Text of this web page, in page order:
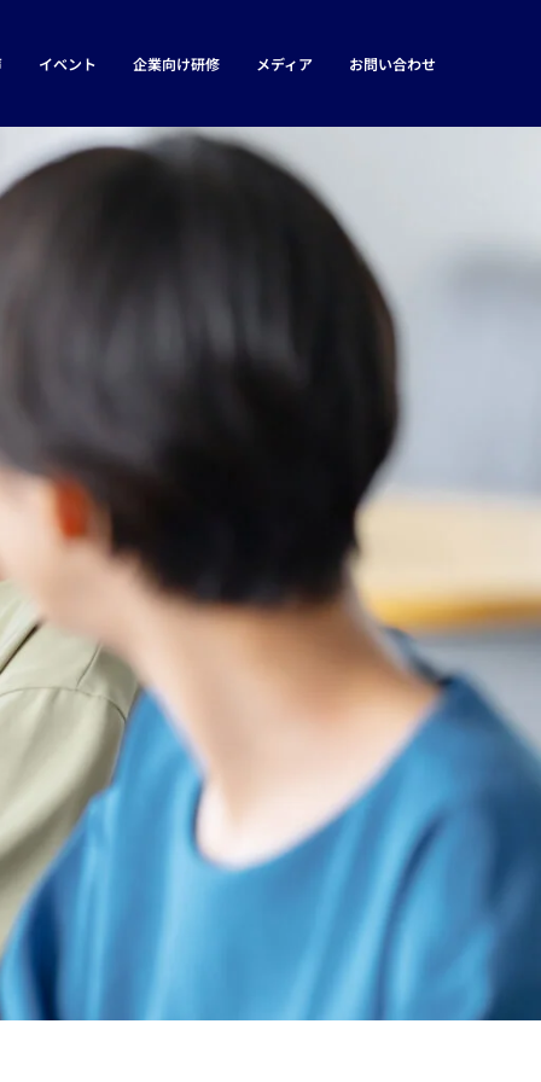
イベント 企業向け研修 メディア お問い合わせ